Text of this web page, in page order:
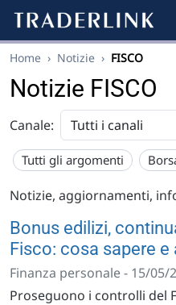
Home › Notizie › FISCO
Notizie FISCO
Canale:
Tutti gli argomenti
Notizie, aggiornamenti,
Bonus edilizi,
Fisco: cosa sapere
Finanza personale - 15/05/
Proseguono i controlli del